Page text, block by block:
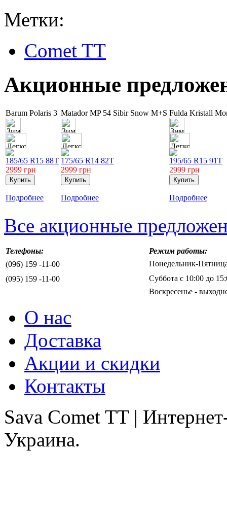
Метки:
Comet TT
Акционные
Barum Polaris 3
185/65 R15 88T
2999 грн
Подробнее
Matador MP 54 Sibir Snow M+S
175/65 R14 82T
2999 грн
Подробнее
Fulda Kristall
195/65 R15 91T
2999 грн
Подробнее
Все акционные
Телефоны:
Режим работы:
(096) 159 -11-00
Понедельник-
(095) 159 -11-00
Суббота с 10:00 до
Воскресенье -
О нас
Доставка
Акции и скидки
Контакты
Sava Comet TT |
Украина.